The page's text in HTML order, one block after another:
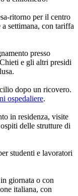
ritorno per il centro
settimana, con tariffa
presso
e gli altri presidi
dopo un ricovero.
ospedaliere.
in residenza, visite
delle strutture di
studenti e lavoratori
giornata o con
italiana, con